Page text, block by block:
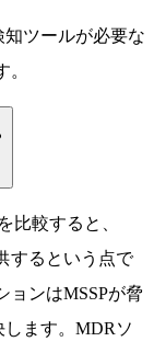
ツールが必要な
比較すると、
するという点で
ョンはMSSPが脅
ます。MDRソ